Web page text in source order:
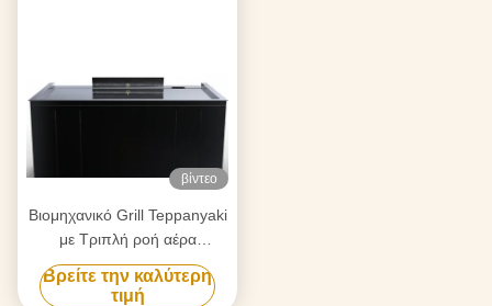
βίντεο
Βιομηχανικό Grill Teppanyaki
με Τριπλή ροή αέρα
Καθαρισμός καπνού & Αντι-
Καταφρόνηση Τεχνολογία
Βρείτε την καλύτερη
τιμή